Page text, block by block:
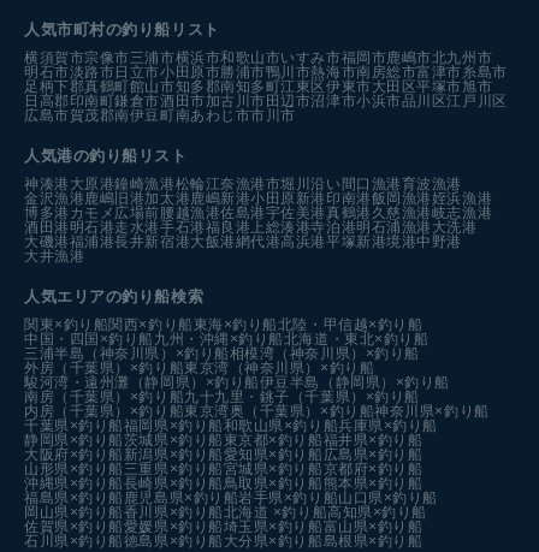
人気市町村の釣り船リスト
横須賀市宗像市三浦市横浜市和歌山市いすみ市福岡市鹿嶋市北九州市
明石市淡路市 日立市小田原市勝浦市鴨川市熱海市南房総市富津市糸島市
足柄下郡真鶴町館山市知多郡南知多町江東区伊東市大田区平塚市旭市
日高郡印南町鎌倉市酒田市加古川市 田辺市沼津市小浜市品川区江戸川区
広島市賀茂郡南伊豆町南あわじ市市川市
人気港の釣り船リスト
神湊港 大原港鐘崎漁港松輪江奈漁港市堀川沿い 間口漁港育波漁港
金沢漁港鹿嶋旧港加太港鹿嶋新港小田原新港 印南港飯岡漁港姪浜漁港
博多港カモメ広場前 腰越漁港佐島港宇佐美港真鶴港 久慈漁港岐志漁港
酒田港 明石港走水港手石港福良港 上総湊港寺泊港明石浦漁港 大洗港
大磯港福浦港長井新宿港大飯港網代港高浜港平塚新港境港中野港
大井漁港
人気エリアの釣り船検索
関東×釣り船関西×釣り船 東海×釣り船北陸・甲信越×釣り船
中国・四国×釣り船 九州・沖縄×釣り船北海道・東北×釣り船
三浦半島（神奈川県）×釣り船相模湾（神奈川県）×釣り船
外房（千葉県）×釣り船東京湾（神奈川県）×釣り船
駿河湾・遠州灘（静岡県）×釣り船伊豆半島（静岡県）×釣り船
南房（千葉県）×釣り船九十九里・銚子（千葉県）×釣り船
内房（千葉県）×釣り船東京湾奥（千葉県）×釣り船神奈川県×釣り船
千葉県×釣り船福岡県×釣り船和歌山県×釣り船兵庫県×釣り船
静岡県×釣り船茨城県×釣り船 東京都×釣り船福井県×釣り船
大阪府×釣り船 新潟県×釣り船愛知県×釣り船 広島県×釣り船
山形県×釣り船 三重県×釣り船宮城県×釣り船京都府×釣り船
沖縄県×釣り船長崎県×釣り船鳥取県×釣り船 熊本県×釣り船
福島県×釣り船 鹿児島県×釣り船岩手県×釣り船山口県×釣り船
岡山県×釣り船香川県×釣り船北海道 ×釣り船高知県×釣り船
佐賀県×釣り船愛媛県×釣り船埼玉県×釣り船富山県×釣り船
石川県×釣り船徳島県×釣り船 大分県×釣り船島根県×釣り船